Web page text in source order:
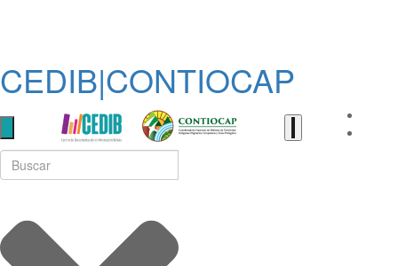
CEDIB|CONTIOCAP